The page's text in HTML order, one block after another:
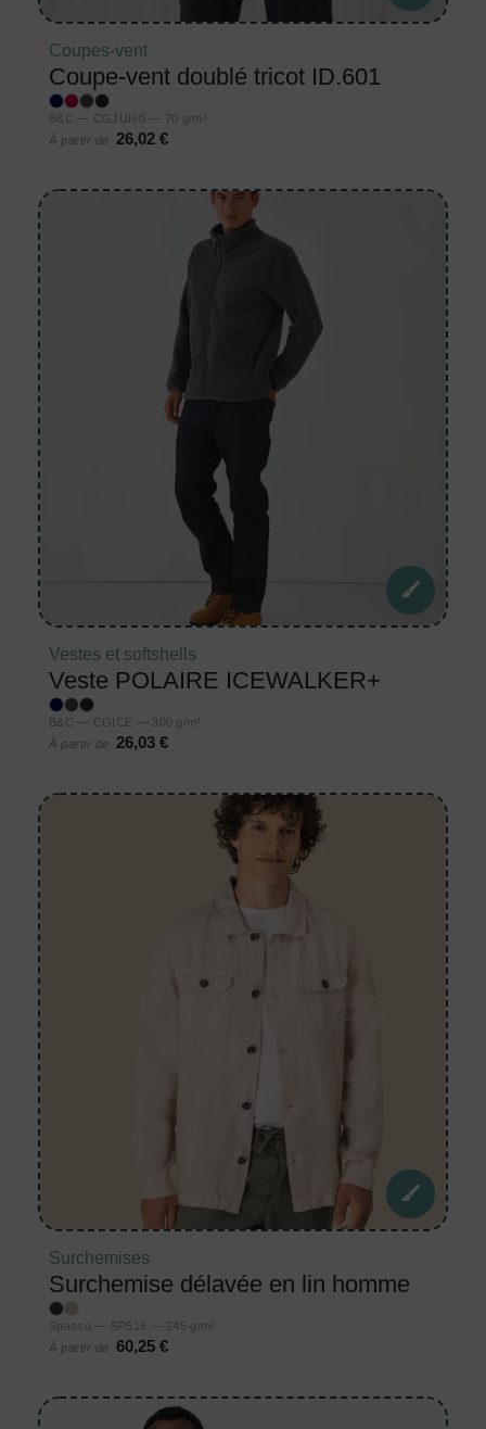
Coupes-vent
Coupe-vent doublé tricot ID.601
B&C — CGJUI60 — 70 g/m²
À partir de
26,02 €
Vestes et softshells
Veste POLAIRE ICEWALKER+
B&C — CGICE — 300 g/m²
À partir de
26,03 €
Surchemises
Surchemise délavée en lin homme
Spasso — SP516 — 245 g/m²
À partir de
60,25 €